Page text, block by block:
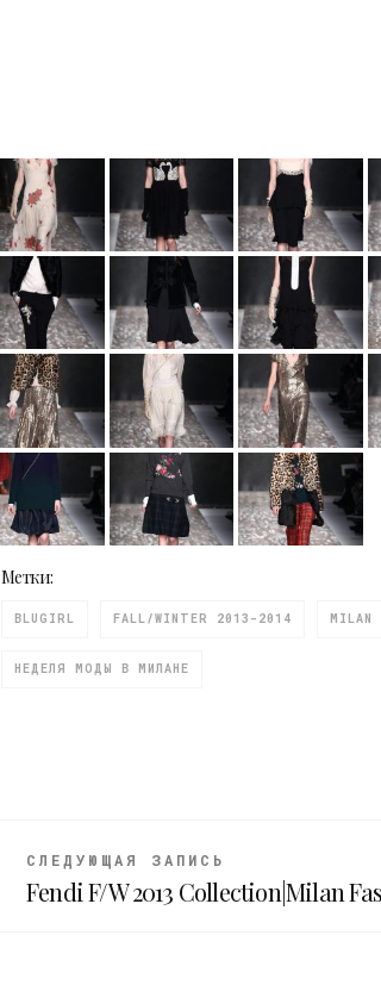
Метки:
BLUGIRL FALL/WINTER 2013-2014 MILAN
НЕДЕЛЯ МОДЫ В МИЛАНЕ
СЛЕДУЮЩАЯ ЗАПИСЬ
Fendi F/W 2013 Collection|Milan